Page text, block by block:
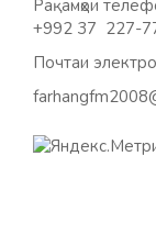
Рақамҳои
+992 37 227-
Почтаи